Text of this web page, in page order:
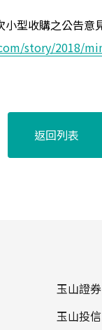
小型收購之公告意
story/2018/
返回列表
玉山證券
玉山投信